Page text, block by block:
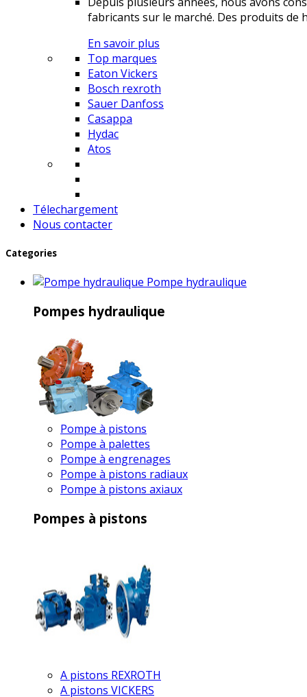
fabricants sur le marché. Des produits de
En savoir plus
Top marques
Eaton Vickers
Bosch rexroth
Sauer Danfoss
Casappa
Hydac
Atos
Télechargement
Nous contacter
Categories
Pompe hydraulique
Pompes hydraulique
Pompe à pistons
Pompe à palettes
Pompe à engrenages
Pompe à pistons radiaux
Pompe à pistons axiaux
Pompes à pistons
A pistons REXROTH
A pistons VICKERS